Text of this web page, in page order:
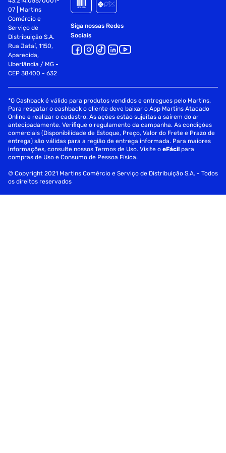
Pino:
260 pinos
Tamanho (C×L×A mm):
70 x 30 x 1,3
0 °C a 85 °C (32 °F a 185 °F)
07 | Martins
Comércio e
Serviço de
Distribuição S.A.
Rua Jataí, 1150,
Aparecida,
Uberlândia / MG -
CEP 38400 - 632
Siga nossas Redes
Sociais
*O Cashback é válido para produtos vendidos e entregues pelo Martins.
Para resgatar o cashback o cliente deve baixar o App Martins Atacado
Online e realizar o cadastro. As ações estão sujeitas a saírem do ar
antecipadamente. Verifique o regulamento da campanha. As condições
comerciais (Disponibilidade de Estoque, Preço, Valor do Frete e Prazo de
entrega) são válidas para a região de entrega informada. Para maiores
informações, consulte nossos Termos de Uso. Visite oeFácil para
compras de Uso e Consumo de Pessoa Física.
© Copyright 2021 Martins Comércio e Serviço de Distribuição S.A. - Todos
os direitos reservados